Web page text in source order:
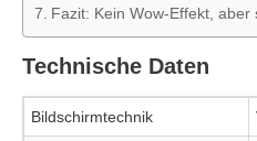
Fazit: Kein Wow-Effekt, aber
Technische Daten
Bildschirmtechnik